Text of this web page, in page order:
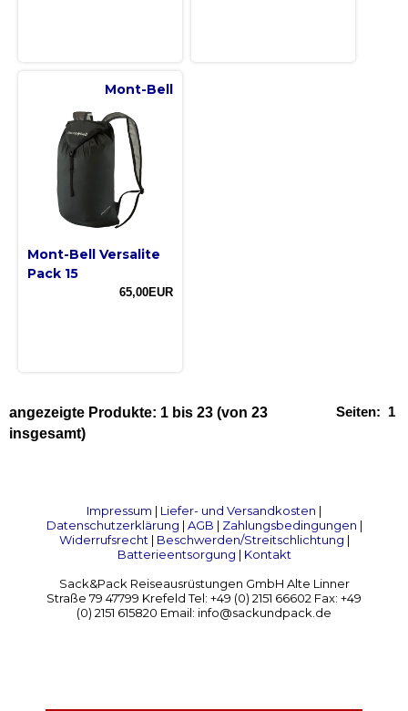
Mont-Bell
Mont-Bell Versalite
Pack 15
65,00EUR
Seiten: 1
angezeigte Produkte: 1 bis 23 (von 23
insgesamt)
Impressum | Liefer- und Versandkosten |
Datenschutzerklärung | AGB | Zahlungsbedingungen |
Widerrufsrecht | Beschwerden/Streitschlichtung |
Batterieentsorgung | Kontakt
Sack&Pack Reiseausrüstungen GmbH Alte Linner
Straße 79 47799 Krefeld Tel: +49 (0) 2151 66602 Fax: +49
(0) 2151 615820 Email: info@sackundpack.de